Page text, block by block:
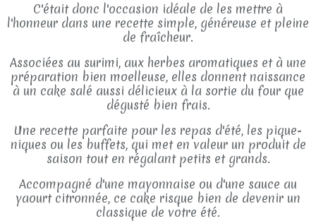
C'était donc l'occasion idéale de les mettre à
l'honneur dans une recette simple, généreuse et pleine
de fraîcheur.
Associées au surimi, aux herbes aromatiques et à une
préparation bien moelleuse, elles donnent naissance
à un cake salé aussi délicieux à la sortie du four que
dégusté bien frais.
Une recette parfaite pour les repas d'été, les pique-
niques ou les buffets, qui met en valeur un produit de
saison tout en régalant petits et grands.
Accompagné d'une mayonnaise ou d'une sauce au
yaourt citronnée, ce cake risque bien de devenir un
classique de votre été.